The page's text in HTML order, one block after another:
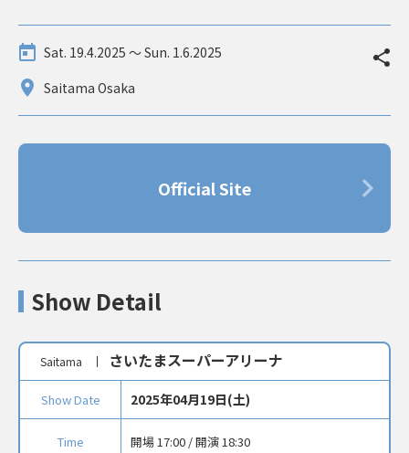
Sat. 19.4.2025 〜 Sun. 1.6.2025
Saitama Osaka
Official Site
Show Detail
Saitama さいたまスーパーアリーナ
Show Date 2025年04月19日(土)
Time 開場 17:00 / 開演 18:30